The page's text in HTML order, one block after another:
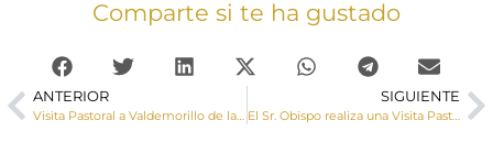
Comparte si te ha gustado
ANTERIOR
Visita Pastoral a Valdemorillo de la Sierra y Valdemoro de la Sierra
SIGUIENTE
El Sr. Obispo realiza una Visita Pastoral a Las Rinconadas y Santa Cruz de Moya